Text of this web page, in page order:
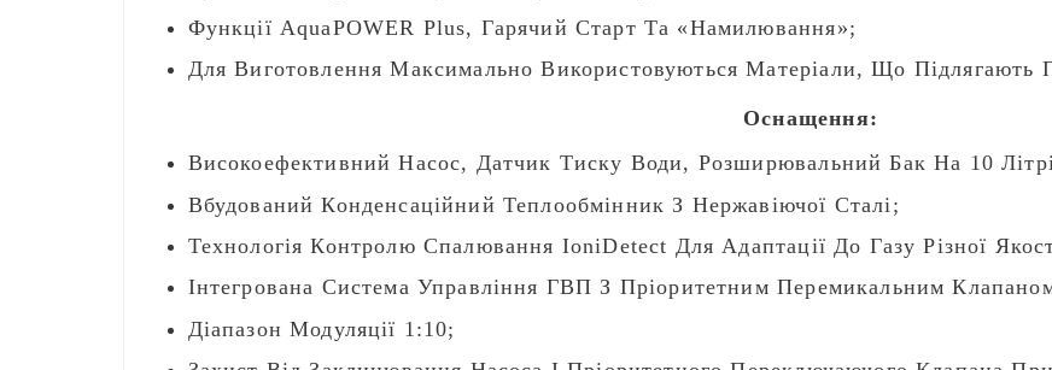
Функції AquaPOWER Plus, Гарячий Старт Та «намилювання»;
Для Виготовлення Максимально Використовуються Матеріали, Що Підлягають
Оснащення:
Високоефективний Насос, Датчик Тиску Води, Розширювальний Бак На 10
Вбудований Конденсаційний Теплообмінник З Нержавіючої Сталі;
Технологія Контролю Спалювання IoniDetect Для Адаптації До Газу Різної
Інтегрована Система Управління ГВП З Пріоритетним Перемикальним
Діапазон Модуляції 1:10;